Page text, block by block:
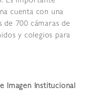
cuenta con una
700 cámaras de
y colegios para
Imagen Institucional